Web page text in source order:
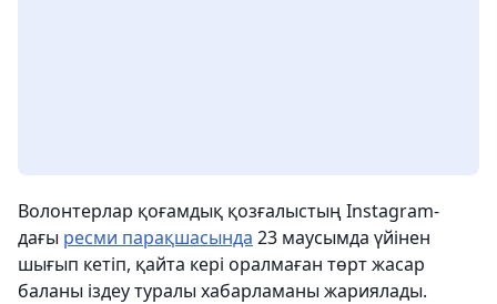
Волонтерлар қоғамдық қозғалыстың Instagram-
дағы ресми парақшасында 23 маусымда үйінен
шығып кетіп, қайта кері оралмаған төрт жасар
баланы іздеу туралы хабарламаны жариялады.